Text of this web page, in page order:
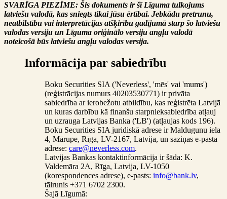
SVARĪGA PIEZĪME: Šis dokuments ir šī Līguma tulkojums
latviešu valodā, kas sniegts tikai jūsu ērtībai. Jebkādu pretrunu,
neatbilstību vai interpretācijas atšķirību gadījumā starp šo latviešu
valodas versiju un Līguma oriģinālo versiju angļu valodā
noteicošā būs latviešu angļu valodas versija.
Informācija par sabiedrību
Boku Securities SIA ('Neverless', 'mēs' vai 'mums')
(reģistrācijas numurs 40203530771) ir privāta
sabiedrība ar ierobežotu atbildību, kas reģistrēta Latvijā
un kuras darbību kā finanšu starpnieksabiedrība atļauj
un uzrauga Latvijas Banka ('LB') (atļaujas kods 196).
Boku Securities SIA juridiskā adrese ir Maldugunu iela
4, Mārupe, Rīga, LV-2167, Latvija, un saziņas e-pasta
adrese: care@neverless.com.
Latvijas Bankas kontaktinformācija ir šāda: K.
Valdemāra 2A, Rīga, Latvija, LV-1050
(korespondences adrese), e-pasts: info@bank.lv,
tālrunis +371 6702 2300.
Šajā Līgumā: